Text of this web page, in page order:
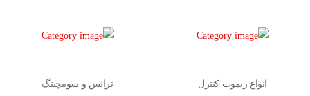
انواع ریموت کنترل ترانس و سوییچینگ